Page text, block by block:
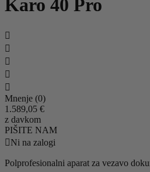
Karo 40 Pro





Mnenje (0)
1.589,05 €
z davkom
PIŠITE NAM
Ni na zalogi
Polprofesionalni aparat za vezavo